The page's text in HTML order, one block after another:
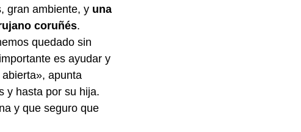
gran ambiente, y una
coruñés.
quedado sin
es ayudar y
apunta
y hasta por su hija.
y que seguro que